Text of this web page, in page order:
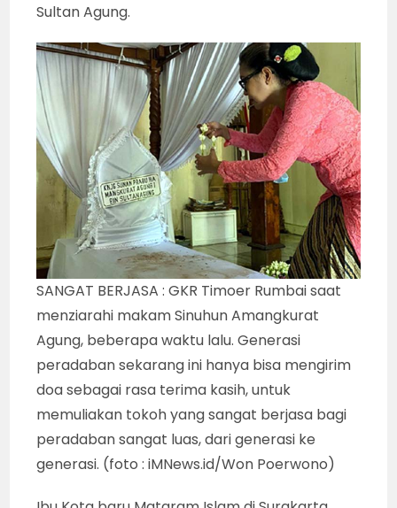
Sultan Agung.
SANGAT BERJASA : GKR Timoer Rumbai saat
menziarahi makam Sinuhun Amangkurat
Agung, beberapa waktu lalu. Generasi
peradaban sekarang ini hanya bisa mengirim
doa sebagai rasa terima kasih, untuk
memuliakan tokoh yang sangat berjasa bagi
peradaban sangat luas, dari generasi ke
generasi. (foto : iMNews.id/Won Poerwono)